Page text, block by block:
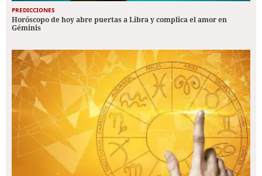
PREDICCIONES
Horóscopo de hoy abre puertas a Libra y complica el amor en
Géminis